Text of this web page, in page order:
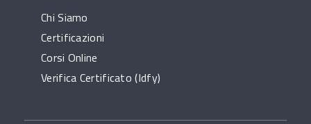
Chi Siamo
Certificazioni
Corsi Online
Verifica Certificato (idfy)